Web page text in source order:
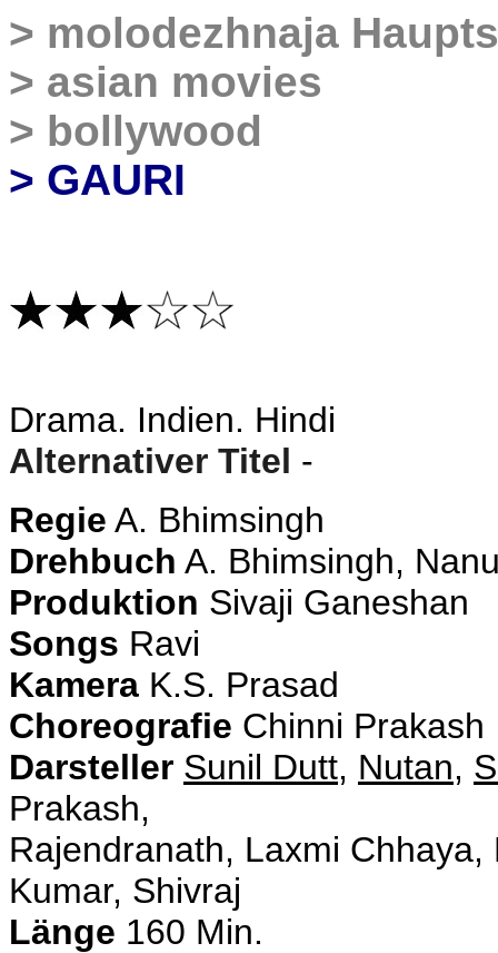
> molodezhnaja
> asian movies
> bollywood
> GAURI
Drama. Indien. Hindi
Alternativer Titel -
Regie A. Bhimsingh
Drehbuch A. Bhimsingh,
Produktion Sivaji Ganeshan
Songs Ravi
Kamera K.S. Prasad
Choreografie Chinni Prakash
Darsteller Sunil Dutt, Nutan,
Prakash,
Rajendranath, Laxmi
Kumar, Shivraj
Länge 160 Min.